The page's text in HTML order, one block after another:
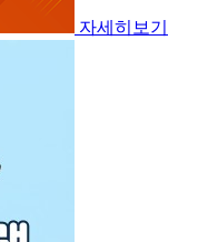
자세히보기